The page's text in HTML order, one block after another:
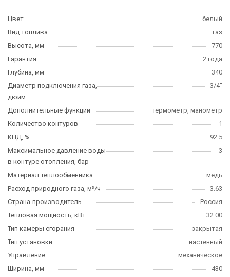
Цвет
белый
Вид топлива
газ
Высота, мм
770
Гарантия
2 года
Глубина, мм
340
Диаметр подключения газа,
дюйм
3/4''
Дополнительные функции
термометр, манометр
Количество контуров
1
КПД, %
92.5
Максимальное давление воды
в контуре отопления, бар
3
Материал теплообменника
медь
Расход природного газа, м³/ч
3.63
Страна-производитель
Россия
Тепловая мощность, кВт
32.00
Тип камеры сгорания
закрытая
Тип установки
настенный
Управление
механическое
Ширина, мм
430